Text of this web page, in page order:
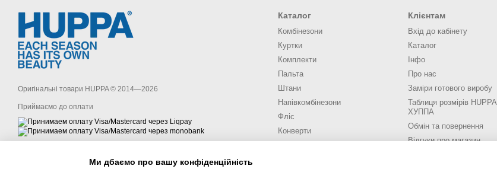
Оригінальні товари HUPPA © 2014—2026
Приймаємо до оплати
Каталог
Комбінезони
Куртки
Комплекти
Пальта
Штани
Напівкомбінезони
Фліс
Конверти
Клієнтам
Вхід до кабінету
Каталог
Інфо
Про нас
Заміри готового виробу
Таблиця розмірів HUPPA
ХУППА
Обмін та повернення
Відгуки про магазин
Ми дбаємо про вашу конфіденційність